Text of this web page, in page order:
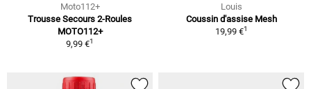
Moto112+
Trousse Secours 2-Roules
MOTO112+
9,99 €1
Louis
Coussin d'assise Mesh
19,99 €1